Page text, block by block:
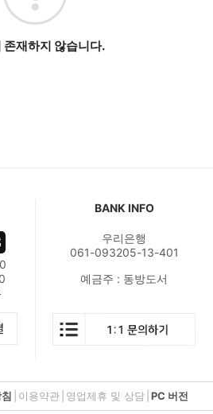
존재하지 않습니다.
BANK INFO
우리은행
061-093205-13-401
예금주 : 동방도서
이용약관 영업제휴 및 상담 PC 버전